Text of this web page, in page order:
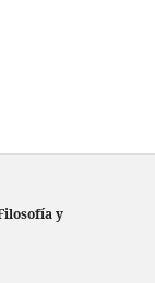
y